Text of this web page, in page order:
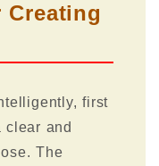
first
clear and
The